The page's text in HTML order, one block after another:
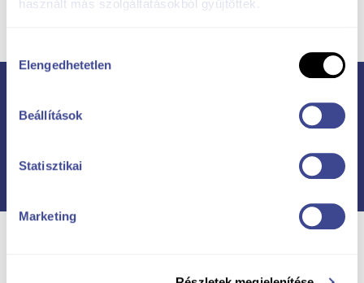
használt más szolgáltatásokból gyűjtöttek.
kiválasztása
Elengedhetetlen
Beállítások
Statisztikai
Marketing